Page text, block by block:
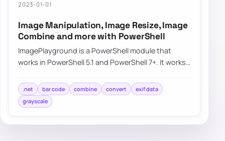
2023-01-01
Image Manipulation, Image Resize, Image
Combine and more with PowerShell
ImagePlayground is a PowerShell module that
works in PowerShell 5.1 and PowerShell 7+. It works
.net bar code combine convert
exif data
grayscale